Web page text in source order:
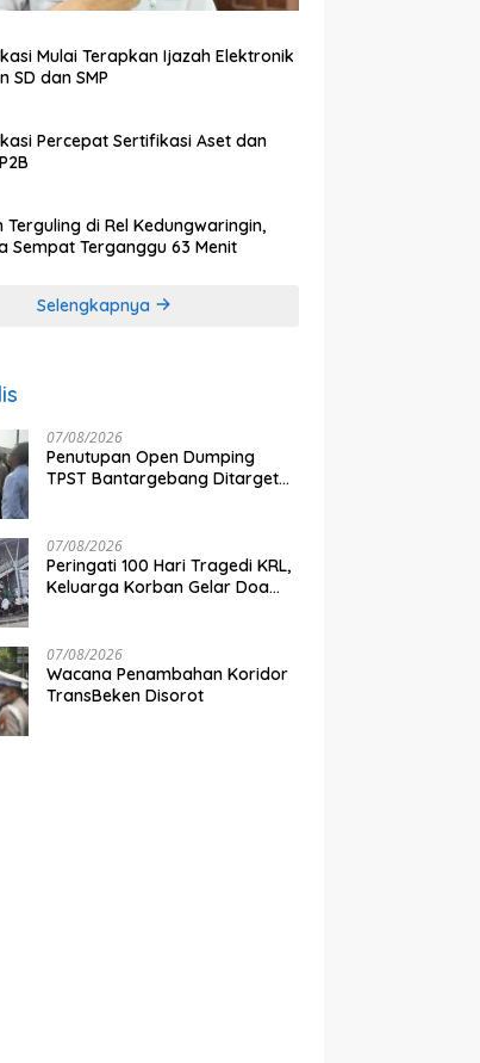
Mulai Terapkan Ijazah Elektronik
SD dan SMP
Percepat Sertifikasi Aset dan
Terguling di Rel Kedungwaringin,
Sempat Terganggu 63 Menit
Selengkapnya
07/08/2026
Penutupan Open Dumping
TPST Bantargebang Ditarget
07/08/2026
Peringati 100 Hari Tragedi KRL,
Keluarga Korban Gelar Doa
07/08/2026
Wacana Penambahan Koridor
TransBeken Disorot